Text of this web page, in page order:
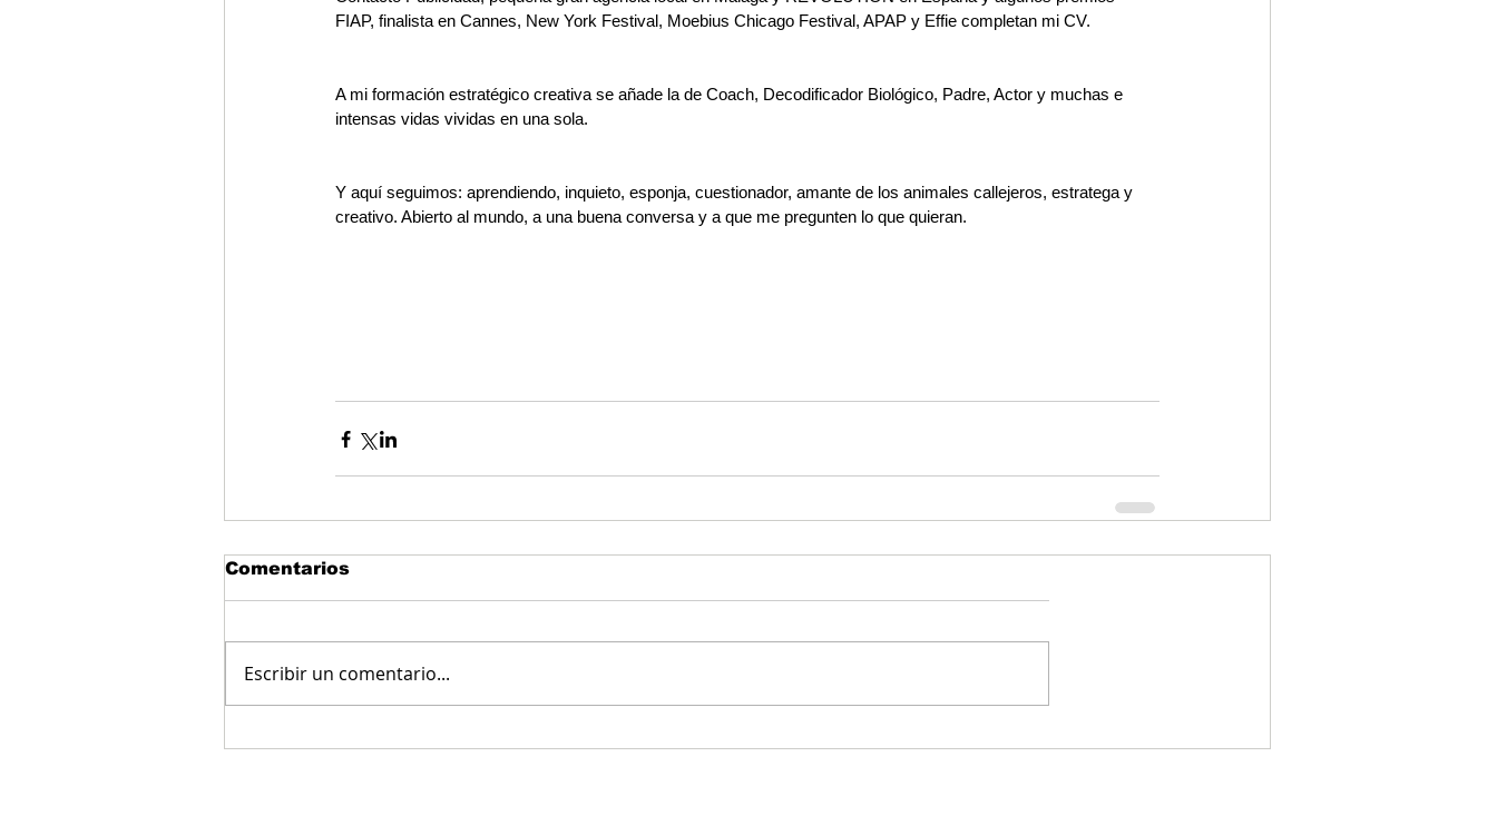
FIAP, finalista en Cannes, New York Festival, Moebius Chicago Festival, APAP y Effie completan mi CV.
A mi formación estratégico creativa se añade la de Coach, Decodificador Biológico, Padre, Actor y muchas e
intensas vidas vividas en una sola.
Y aquí seguimos: aprendiendo, inquieto, esponja, cuestionador, amante de los animales callejeros, estratega y
creativo. Abierto al mundo, a una buena conversa y a que me pregunten lo que quieran.
Comentarios
Escribir un comentario...